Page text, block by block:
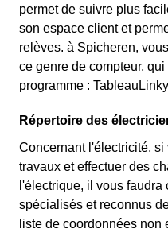
permet de suivre plus
son espace client et
relèves. à Spicheren,
ce genre de compteur,
programme : TableauLinky
Répertoire des
Concernant l'électricité,
travaux et effectuer des
l'électrique, il vous
spécialisés et reconnus
liste de coordonnées